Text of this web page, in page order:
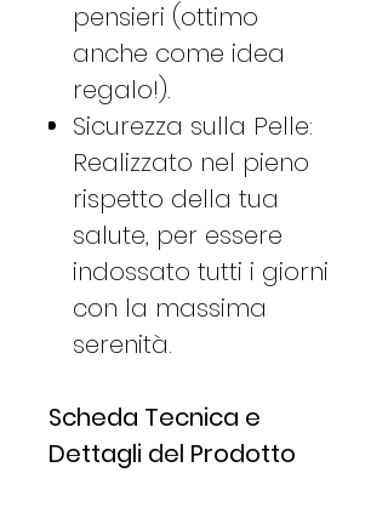
pensieri (ottimo
anche come idea
regalo!).
Sicurezza sulla Pelle:
Realizzato nel pieno
rispetto della tua
salute, per essere
indossato tutti i giorni
con la massima
serenità.
Scheda Tecnica e
Dettagli del Prodotto